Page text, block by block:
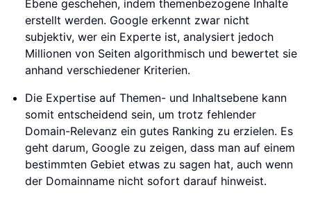
Ebene geschehen, indem themenbezogene Inhalte
erstellt werden. Google erkennt zwar nicht
subjektiv, wer ein Experte ist, analysiert jedoch
Millionen von Seiten algorithmisch und bewertet sie
anhand verschiedener Kriterien.
Die Expertise auf Themen- und Inhaltsebene kann
somit entscheidend sein, um trotz fehlender
Domain-Relevanz ein gutes Ranking zu erzielen. Es
geht darum, Google zu zeigen, dass man auf einem
bestimmten Gebiet etwas zu sagen hat, auch wenn
der Domainname nicht sofort darauf hinweist.